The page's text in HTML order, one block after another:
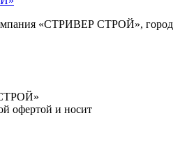
«СТРИВЕР СТРОЙ», город
офертой и носит